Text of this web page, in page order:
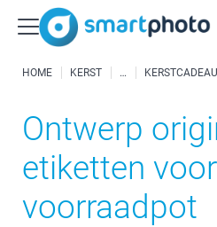
HOME KERST
Ontwerp
etiketten
voorraadpot